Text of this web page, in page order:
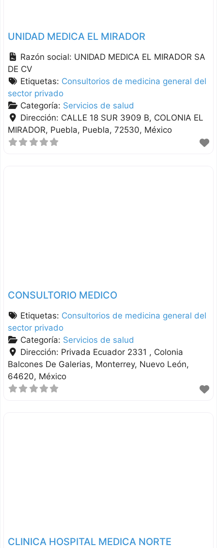
UNIDAD MEDICA EL MIRADOR
Razón social: UNIDAD MEDICA EL MIRADOR SA
DE CV
Etiquetas: Consultorios de medicina general del
sector privado
Categoría: Servicios de salud
Dirección: CALLE 18 SUR 3909 B, COLONIA EL
MIRADOR Puebla Puebla 72530 México
CONSULTORIO MEDICO
Etiquetas: Consultorios de medicina general del
sector privado
Categoría: Servicios de salud
Dirección: Privada Ecuador 2331 , Colonia
Balcones De Galerias Monterrey Nuevo León
64620 México
CLINICA HOSPITAL MEDICA NORTE